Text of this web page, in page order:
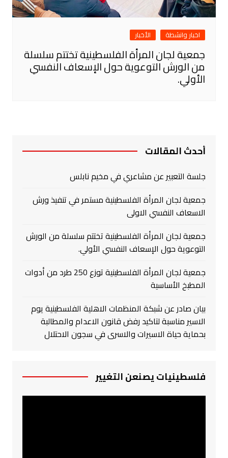
اخبار وانشطة الأخبار
جمعية لجان المرأة الفلسطينية تختتم سلسلة
من الورش التوعوية حول الإسعاف النفسي
الأولي.
أحدث المقالات
جلسة التعبير عن مشاعري في مخيم نابلس
جمعية لجان المرأة الفلسطينية مستمر في تنفيذ ورش
الاسعاف النفسي الاولى
جمعية لجان المرأة الفلسطينية تختتم سلسلة من الورش
التوعوية حول الإسعاف النفسي الأولي.
جمعية لجان المرأة الفلسطينية توزع 250 طرد من أدوات
المطبخ الأساسية
بيان صادر عن شبكة المنظمات الاهلية الفلسطينية يوم
الاسير مناسبة لتاكيد رفض قانون الاعدام والمطالبة
بحماية حياة الاسيرات والاسرى في سجون الاحتلال
فلسطينيات يصنعن التغيير